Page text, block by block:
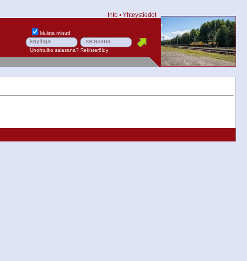
Info • Yhteystiedot
Muista minut!
Unohtuiko salasana? Rekisteröidy!